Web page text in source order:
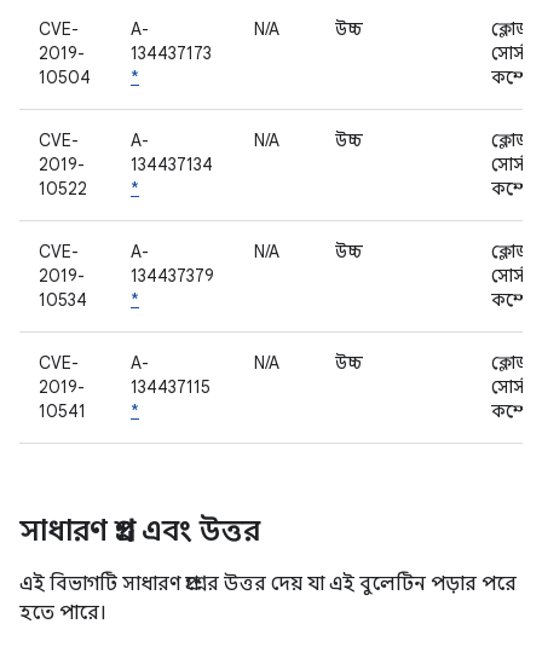
CVE-
2019-
10504
A-
134437173
*
N/A উচ্চ
ক্লোজড
সোর্স
CVE-
2019-
10522
A-
134437134
*
N/A উচ্চ
ক্লোজড
সোর্স
CVE-
2019-
10534
A-
134437379
*
N/A উচ্চ
ক্লোজড
সোর্স
CVE-
2019-
10541
A-
134437115
*
N/A উচ্চ
ক্লোজড
সোর্স
সাধারণ প্রশ্ন এবং উত্তর
এই বিভাগটি সাধারণ প্রশ্নের উত্তর দেয় যা এই বুলেটিন পড়ার পরে
হতে পারে।